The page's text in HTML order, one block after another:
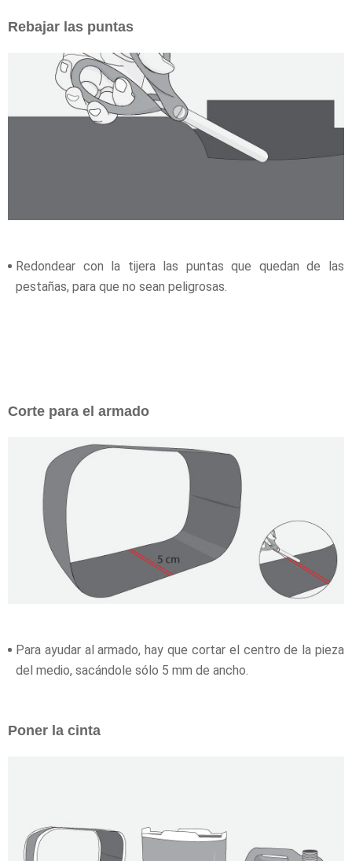
Rebajar las puntas
Redondear con la tijera las puntas que quedan de las
pestañas, para que no sean peligrosas.
Corte para el armado
Para ayudar al armado, hay que cortar el centro de la pieza
del medio, sacándole sólo 5 mm de ancho.
Poner la cinta